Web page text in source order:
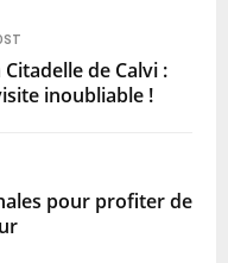
de Calvi :
inoubliable !
pour profiter de